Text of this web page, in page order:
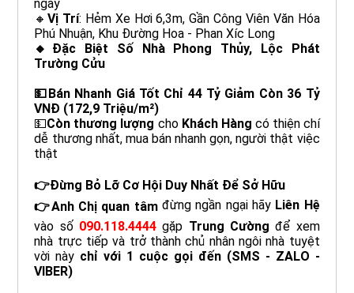
ngày
🔸Vị Trí: Hẻm Xe Hơi 6,3m, Gần Công Viên Văn Hóa
Phú Nhuận, Khu Đường Hoa - Phan Xíc Long
🔸Đặc Biệt Số Nhà Phong Thủy, Lộc Phát
Trường Cửu
💵Bán Nhanh Giá Tốt Chỉ 44 Tỷ Giảm Còn 36 Tỷ
VNĐ (172,9 Triệu/m²)
💵Còn thương lượng cho Khách Hàng có thiện chí
dễ thương nhất, mua bán nhanh gọn, người thật việc
thật
👉Đừng Bỏ Lỡ Cơ Hội Duy Nhất Để Sở Hữu
👉Anh Chị quan tâmđừng ngần ngại hãy Liên Hệ
vào số 090.118.4444gặp Trung Cường để xem
nhà trực tiếp và trở thành chủ nhân ngôi nhà tuyệt
vời này chỉ với 1 cuộc gọi đến (SMS - ZALO -
VIBER)